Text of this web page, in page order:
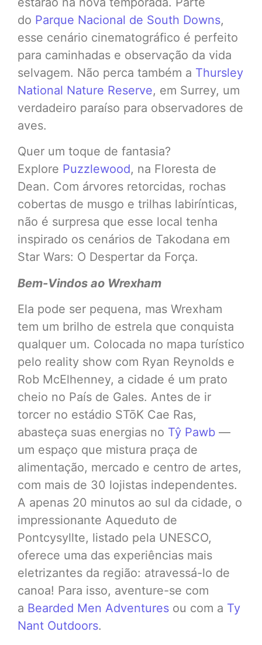
do Parque Nacional de South Downs,
esse cenário cinematográfico é perfeito
para caminhadas e observação da vida
selvagem. Não perca também a Thursley
National Nature Reserve, em Surrey, um
verdadeiro paraíso para observadores de
aves.
Quer um toque de fantasia?
Explore Puzzlewood, na Floresta de
Dean. Com árvores retorcidas, rochas
cobertas de musgo e trilhas labirínticas,
não é surpresa que esse local tenha
inspirado os cenários de Takodana em
Star Wars: O Despertar da Força.
Bem-Vindos ao Wrexham
Ela pode ser pequena, mas Wrexham
tem um brilho de estrela que conquista
qualquer um. Colocada no mapa turístico
pelo reality show com Ryan Reynolds e
Rob McElhenney, a cidade é um prato
cheio no País de Gales. Antes de ir
torcer no estádio STōK Cae Ras,
abasteça suas energias no Tŷ Pawb —
um espaço que mistura praça de
alimentação, mercado e centro de artes,
com mais de 30 lojistas independentes.
A apenas 20 minutos ao sul da cidade, o
impressionante Aqueduto de
Pontcysyllte, listado pela UNESCO,
oferece uma das experiências mais
eletrizantes da região: atravessá-lo de
canoa! Para isso, aventure-se com
a Bearded Men Adventures ou com a Ty
Nant Outdoors.